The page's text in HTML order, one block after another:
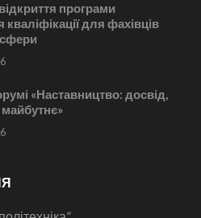
програми
для фахівців
сфери
«Наставництво: досвід,
майбутнє»